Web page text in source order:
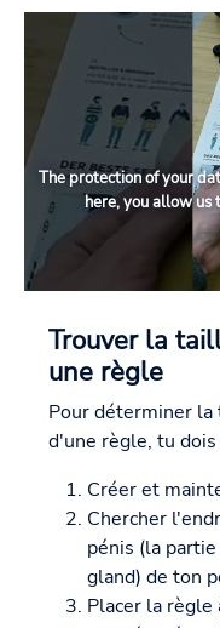
The protection of your
here, you allow us
Trouver la
une règle
Pour déterminer
d'une règle, tu
Créer et
Chercher
pénis (la
gland) de ton
Placer la règle